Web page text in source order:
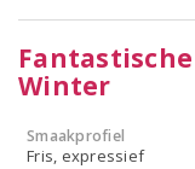
Winter
Smaakprofiel
Fris, expressief